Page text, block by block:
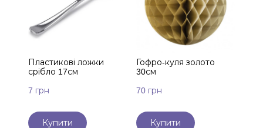
Пластикові ложки
срібло 17см
7 грн
Купити
Гофро-куля золото
30см
70 грн
Купити